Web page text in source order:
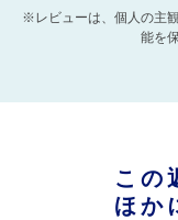
※レビューは、個人の主
能を
この
ほか